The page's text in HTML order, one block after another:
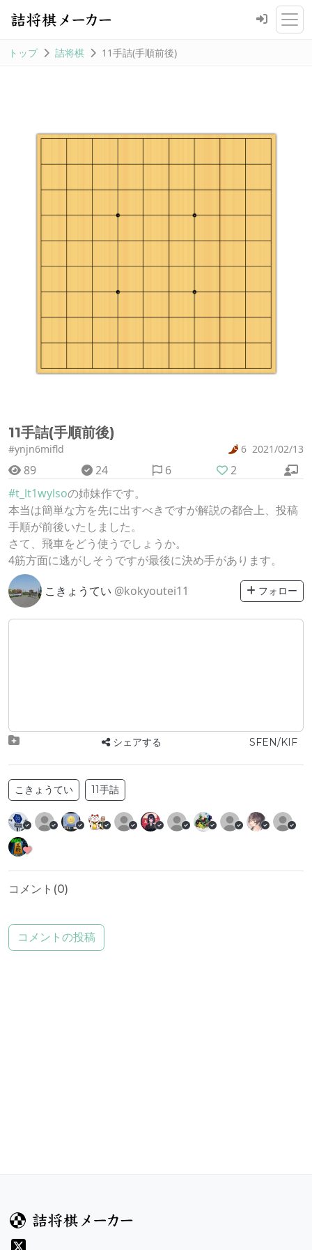
トップ 詰将棋 11手詰(手順前後)
11手詰(手順前後)
#ynjn6mifld 6 2021/02/13
89 24 6
2
#t_lt1wylsoの姉妹作です。
本当は簡単な方を先に出すべきですが解説の都合上、投稿
手順が前後いたしました。
さて、飛車をどう使うでしょうか。
4筋方面に逃がしそうですが最後に決め手があります。
こきょうてい @kokyoutei11 フォロー
シェアする SFEN/KIF
こきょうてい 11手詰
コメント(0)
コメントの投稿